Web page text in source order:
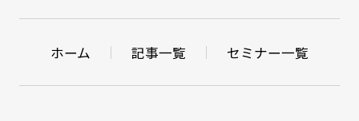
ホーム 記事一覧 セミナー一覧